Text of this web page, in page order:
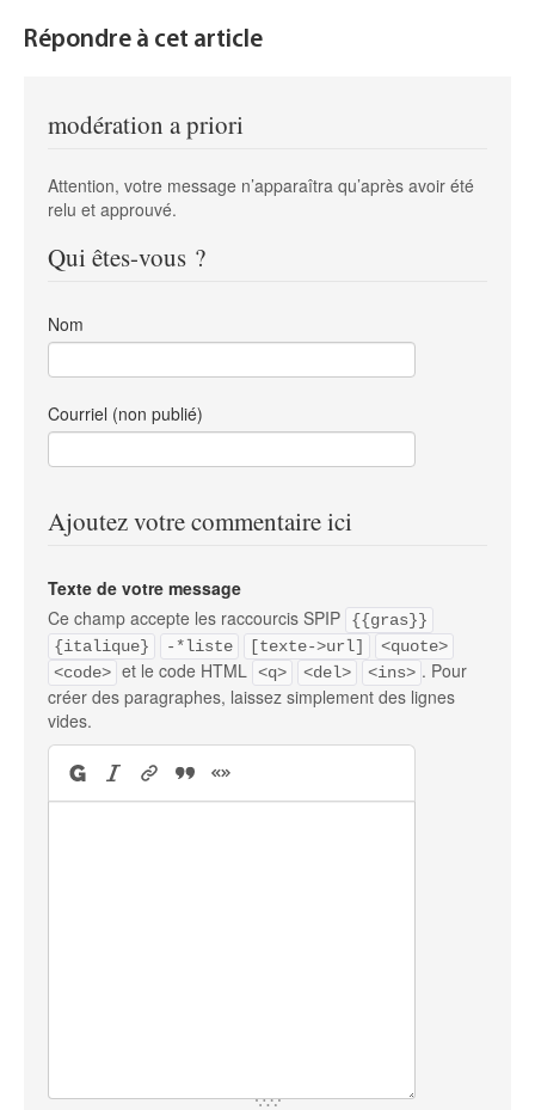
Répondre à cet article
modération a priori
Attention, votre message n’apparaîtra qu’après avoir été
relu et approuvé.
Qui êtes-vous ?
Nom
Courriel (non publié)
Ajoutez votre commentaire ici
Texte de votre message
Ce champ accepte les raccourcis SPIP
{{gras}}
{italique}
-*liste [texte->url]
<quote>
<code> et le code HTML <q> <del> <ins> . Pour
créer des paragraphes, laissez simplement des lignes
vides.